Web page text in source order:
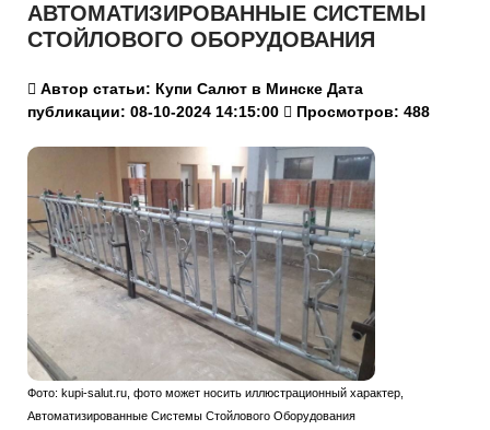
АВТОМАТИЗИРОВАННЫЕ СИСТЕМЫ
СТОЙЛОВОГО ОБОРУДОВАНИЯ
Автор статьи: Купи Салют в Минске Дата
публикации: 08-10-2024 14:15:00
Просмотров: 488
Фото: kupi-salut.ru, фото может носить иллюстрационный характер,
Автоматизированные Системы Стойлового Оборудования